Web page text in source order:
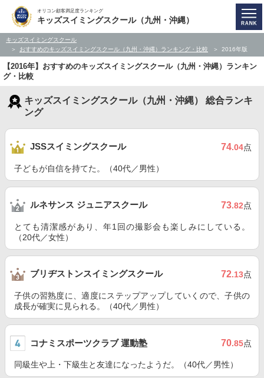
オリコン顧客満足度ランキング
キッズスイミングスクール（九州・沖縄）
キッズスイミングスクール
おすすめのキッズスイミングスクール（九州・沖縄）ランキング・比較
2016年版
【2016年】おすすめのキッズスイミングスクール（九州・沖縄）ランキン
グ・比較
キッズスイミングスクール（九州・沖縄） 総合ランキ
ング
JSSスイミングスクール 74.04点
子どもが自信を持てた。（40代／男性）
ルネサンス ジュニアスクール 73.82点
とても清潔感があり、年1回の撮影会も楽しみにしている。
（20代／女性）
ブリヂストンスイミングスクール 72.13点
子供の習熟度に、適度にステップアップしていくので、子供の
成長が確実に見られる。（40代／男性）
コナミスポーツクラブ 運動塾 70.85点
同級生や上・下級生と友達になったようだ。（40代／男性）